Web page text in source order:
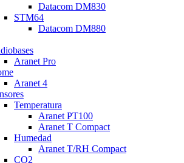
Datacom DM830
STM64
Datacom DM880
Aranet Pro
Aranet 4
Temperatura
Aranet PT100
Aranet T Compact
Humedad
Aranet T/RH Compact
CO2